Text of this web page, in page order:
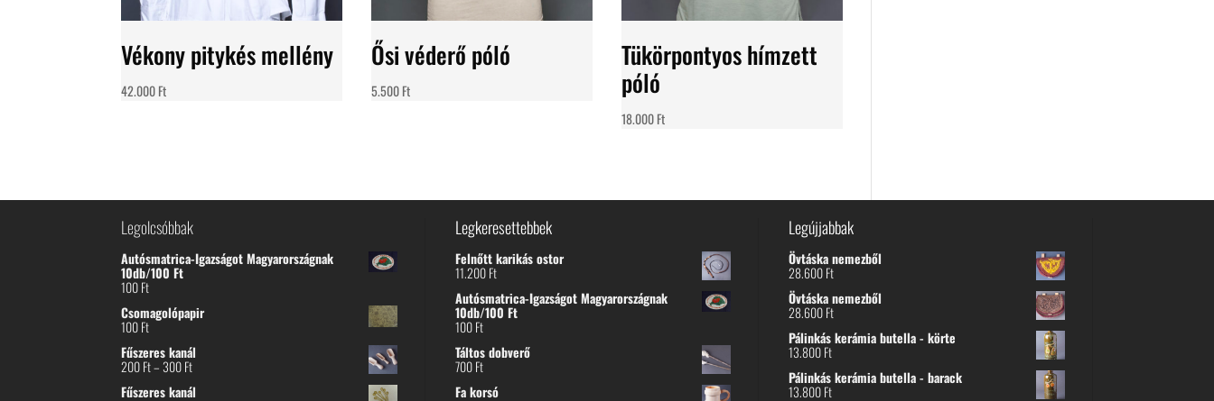
Vékony pitykés mellény
42.000Ft
Ősi véderő póló
5.500Ft
Tükörpontyos hímzett
póló
18.000Ft
Legolcsóbbak
Autósmatrica-Igazságot Magyarországnak
10db/100 Ft
100Ft
Csomagolópapir
100Ft
Fűszeres kanál
200Ft– 300FtÁrtartomány:
-
Fűszeres kanál
Legkeresettebbek
Felnőtt karikás ostor
11.200Ft
Autósmatrica-Igazságot Magyarországnak
10db/100 Ft
100Ft
Táltos dobverő
700Ft
Fa korsó
Legújjabbak
Övtáska nemezből
28.600Ft
Övtáska nemezből
28.600Ft
Pálinkás kerámia butella - körte
13.800Ft
Pálinkás kerámia butella - barack
13.800Ft